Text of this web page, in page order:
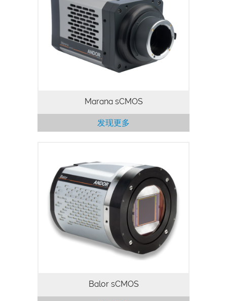
Marana是Andor全新开发的应用于天文和
物理科学的高性能sCMOS相机平台。
Marana 4.2B-11背照式 sCMOS相机， 提
供95％的量子效率，采用Andor真空密封技
术，制冷温度可达到-45度。
Marana sCMOS
发现更多
Balor is Andor’s game-changing, very
large area sCMOS camera platform for
Astronomy, the perfect solution for
Large Sky Surveys that measure
photometric and astrometric variability…
Balor sCMOS